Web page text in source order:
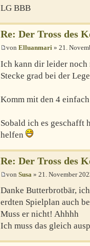
LG BBB
Re: Der Tross des
von Elluanmari » 21.
Ich kann dir leider noch
Stecke grad bei der
Komm mit den 4
Sobald ich es geschafft
helfen
Re: Der Tross des
von Susa » 21. November
Danke Butterbrotbär,
erdten Spielplan auch
Muss er nicht! Ahhhh
Ich muss das gleich